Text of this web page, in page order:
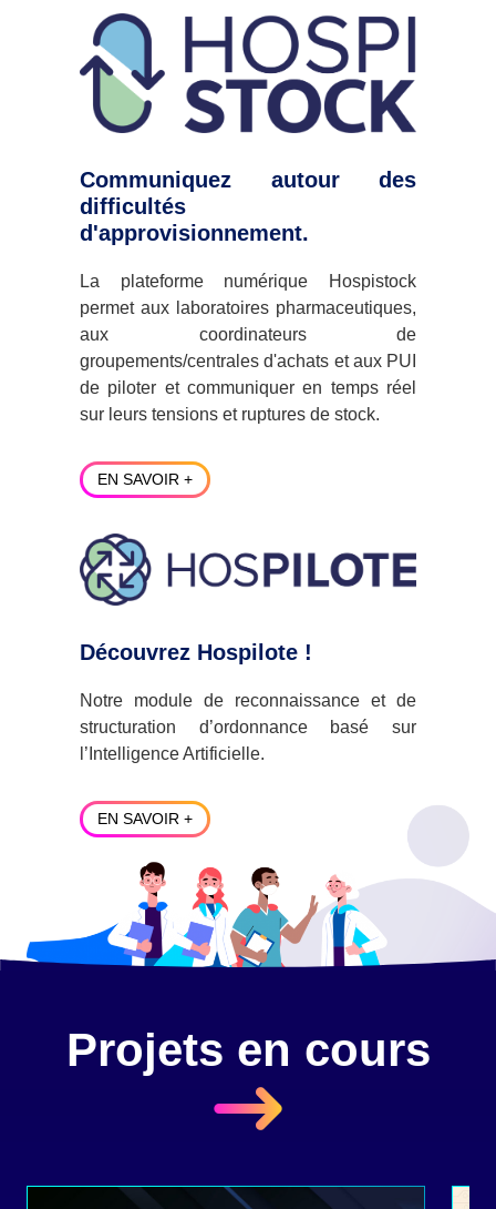
Communiquez autour des
difficultés
d'approvisionnement.
La plateforme numérique Hospistock
permet aux laboratoires pharmaceutiques,
aux coordinateurs de
groupements/centrales d'achats et aux PUI
de piloter et communiquer en temps réel
sur leurs tensions et ruptures de stock.
EN SAVOIR +
Découvrez Hospilote !
Notre module de reconnaissance et de
structuration d’ordonnance basé sur
l’Intelligence Artificielle.
EN SAVOIR +
Projets en cours